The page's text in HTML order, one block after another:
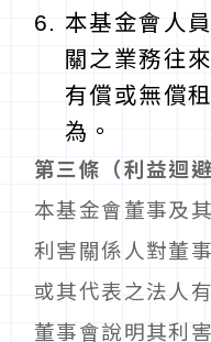
本基金會人
關之業務往
有償或無償
為。
第三條（利益迴避
本基金會董事及
利害關係人對董
或其代表之法人
董事會說明其利